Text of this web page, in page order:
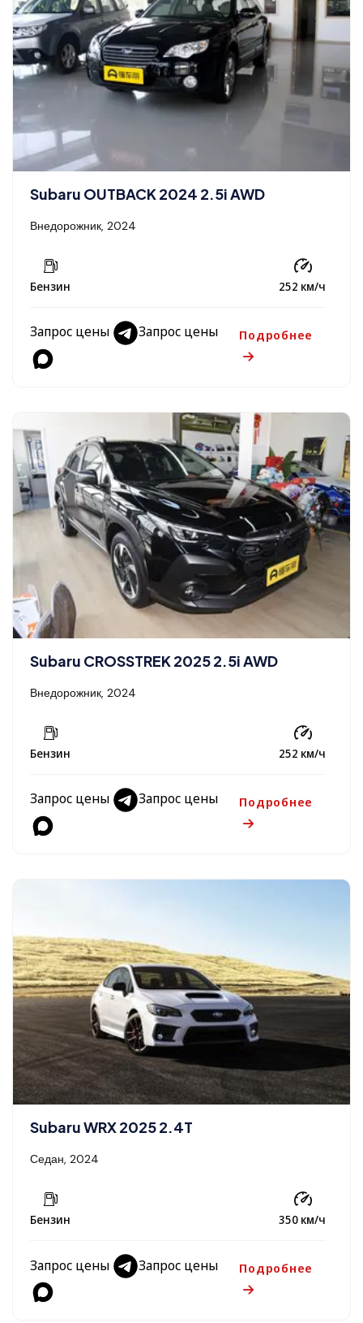
Subaru OUTBACK 2024 2.5i AWD
Внедорожник, 2024
Бензин 252 км/ч
Запрос цены Запрос цены Подробнее
Subaru CROSSTREK 2025 2.5i AWD
Внедорожник, 2024
Бензин 252 км/ч
Запрос цены Запрос цены Подробнее
Subaru WRX 2025 2.4T
Седан, 2024
Бензин 350 км/ч
Запрос цены Запрос цены Подробнее